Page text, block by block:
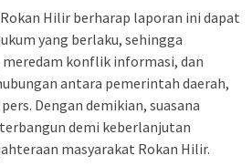
Hilir berharap laporan ini dapat
yang berlaku, sehingga
konflik informasi, dan
antara pemerintah daerah,
Dengan demikian, suasana
demi keberlanjutan
masyarakat Rokan Hilir.